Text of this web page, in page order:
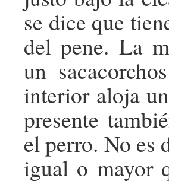
se dice que
del pene. La
un
interior aloja
presente
el perro. No es
igual o mayor